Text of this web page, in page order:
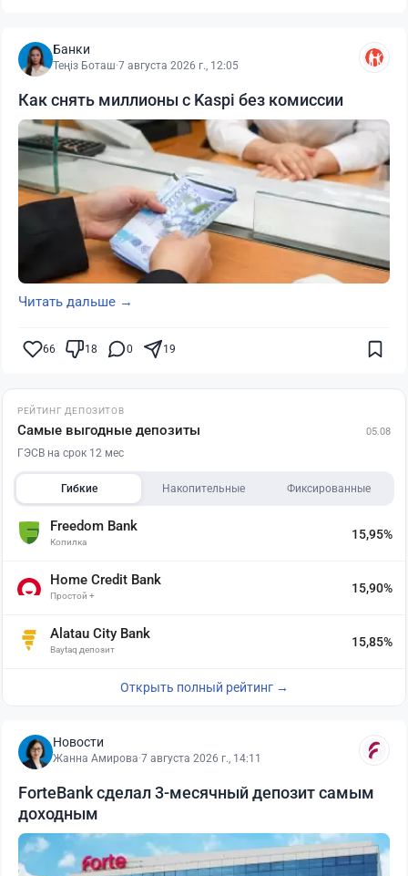
Банки
Теңіз Боташ·7 августа 2026 г., 12:05
Как снять миллионы с Kaspi без комиссии
Читать дальше →
66 18 0 19
РЕЙТИНГ ДЕПОЗИТОВ
Самые выгодные депозиты 05.08
ГЭСВ на срок 12 мес
Гибкие Накопительные Фиксированные
Freedom Bank
Копилка
15,95%
Home Credit Bank
Простой +
15,90%
Alatau City Bank
Baytaq депозит
15,85%
Открыть полный рейтинг →
Новости
Жанна Амирова·7 августа 2026 г., 14:11
ForteBank сделал 3-месячный депозит самым
доходным